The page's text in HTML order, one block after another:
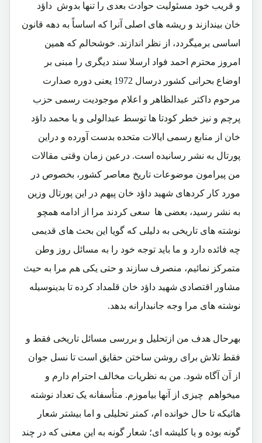
و قریب خود مسئولیت حوادث بعدی را تنها بدوش داؤد
خان بیندازند و ریشه های اصلی آنرا که اساساً به دهه قانون
اساسی برمیگردد، از نظر اندازند. خوشحالم که همین
امروز محترم احمد فواد ارسلا سند دیگری را مبنی بر
اوضاع بحرانی کشور درسال 1972 یعنی دوره صدارت
مرحوم داکتر عبدالظاهر و اعلام موجودیت رسمی حزب
پرچم و نیز خطر کودتا ها توسط عبدالولی و یا محمد داؤد
خان از منابع رسمی ایالات متحده بدست آورده و دراین
پورتال به نشر رسانیده است. درعین زمان وقتی مقالات
من پیرامون موضوعات تاریخ معاصر کشور، بخصوص در
مورد کار کردهای شهید داؤد خان پیهم در این پورتال وزین
به نشر رسید، بعضی ها سعی کردند مرا از ادامه همچو
نوشته های تاریخی به دلیلی که گویا این بحث های قدیمی
چه فائده دارد و ما باید توجه خود را به مسائل روز وطن
متمرکز نمائیم، منصرف سازند و حتی یکی هم مرا به حیث
مشاور اقتصادی شهید داؤد خان قلمداد کرده تا بدینوسیله
نوشته های مرا وجه جانبدارانه بدهد.
بهرحال هدف من ازتحلیل و بررسی مسائل تاریخی فقط و
فقط تلاش برای روشن ساختن حقایق است تا نسل جوان
از آن آگاه شود. من به نظریات مخالف احترام دارم و
میخواهم چیزی از آنها بیاموزم. متأسفانه یک تعداد نوشته
هائیکه تا حال خوانده ام، کمتر تحلیلی و اما بیشتر شعار
گونه بوده و یا کلیشه ای؛ شعار گونه به این معنی که در چند